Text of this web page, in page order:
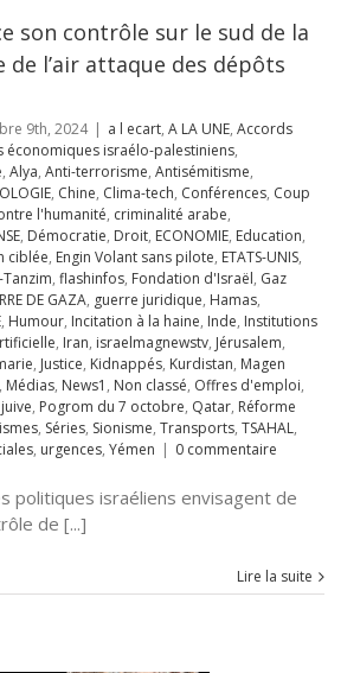
son contrôle sur le sud de la
de l’air attaque des dépôts
9th, 2024 | a l ecart, A LA UNE, Accords
économiques israélo-palestiniens,
, Alya, Anti-terrorisme, Antisémitisme,
, Chine, Clima-tech, Conférences, Coup
l'humanité, criminalité arabe,
, Démocratie, Droit, ECONOMIE, Education,
ciblée, Engin Volant sans pilote, ETATS-UNIS,
Tanzim, flashinfos, Fondation d'Israël, Gaz
DE GAZA, guerre juridique, Hamas,
, Humour, Incitation à la haine, Inde, Institutions
, Iran, israelmagnewstv, Jérusalem,
, Justice, Kidnappés, Kurdistan, Magen
, Médias, News1 , Non classé, Offres d'emploi,
, Pogrom du 7 octobre, Qatar, Réforme
, Séries, Sionisme, Transports, TSAHAL,
, urgences, Yémen | 0 commentaire
politiques israéliens envisagent de
de [...]
Lire la suite